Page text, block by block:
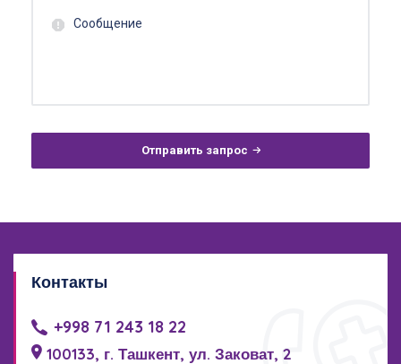
Отправить запрос
Контакты
+998 71 243 18 22
100133, г. Ташкент, ул. Заковат, 2